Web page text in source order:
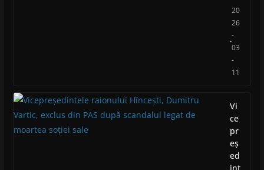
20
26
-
03
-
11
Vi
ce
pr
eș
ed